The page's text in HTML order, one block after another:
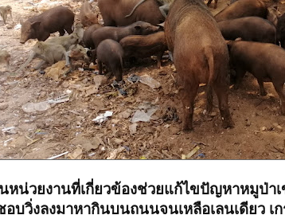
หน่วยงานที่เกี่ยวข้องช่วยแก้ไขปัญหาหมูป่า
อบวิ่งลงมาหากินบนถนนจนเหลือเลนเดียว เ